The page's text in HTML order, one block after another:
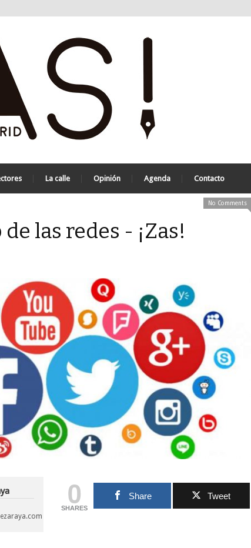
La calle Opinión Agenda Contacto
No Comments
las redes - ¡Zas!
0
SHARES
Share Tweet